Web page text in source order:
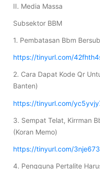
II. Media Massa
Subsektor BBM
1. Pembatasan Bbm
https://tinyurl.com/
2. Cara Dapat Kode Qr
Banten)
https://tinyurl.com/
3. Sempat Telat, Kirrman
(Koran Memo)
https://tinyurl.com/
4. Pengguna Pertalite